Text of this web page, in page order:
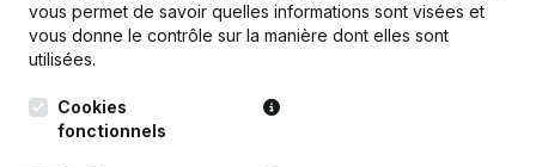
vous permet de savoir quelles informations sont visées et
vous donne le contrôle sur la manière dont elles sont
utilisées.
Cookies
fonctionnels
Français
Kantorenpark Everest
Leuvensesteenweg
Monitoring